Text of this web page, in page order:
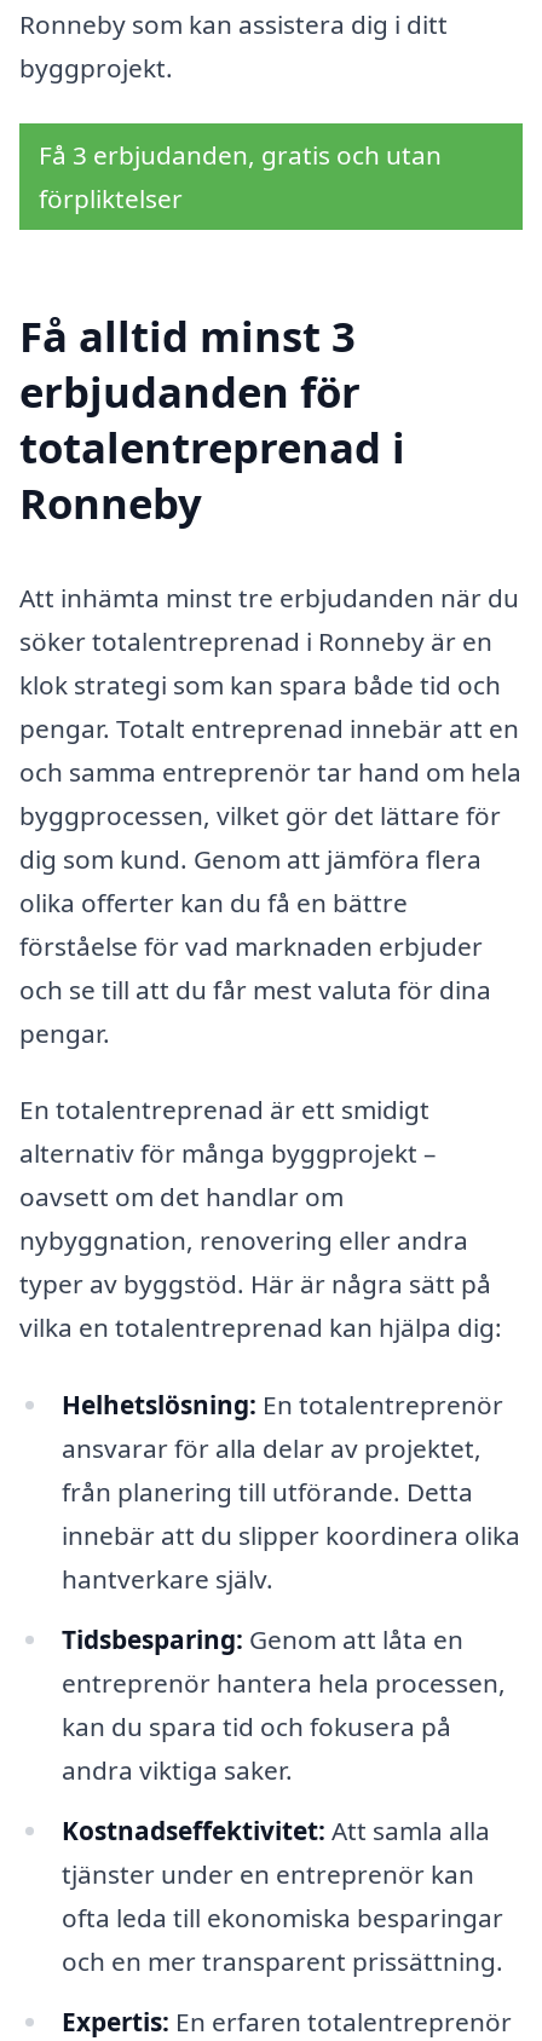
Ronneby som kan assistera dig i ditt
byggprojekt.
Få 3 erbjudanden, gratis och utan
förpliktelser
Få alltid minst 3
erbjudanden för
totalentreprenad i
Ronneby
Att inhämta minst tre erbjudanden när du
söker totalentreprenad i Ronneby är en
klok strategi som kan spara både tid och
pengar. Totalt entreprenad innebär att en
och samma entreprenör tar hand om hela
byggprocessen, vilket gör det lättare för
dig som kund. Genom att jämföra flera
olika offerter kan du få en bättre
förståelse för vad marknaden erbjuder
och se till att du får mest valuta för dina
pengar.
En totalentreprenad är ett smidigt
alternativ för många byggprojekt –
oavsett om det handlar om
nybyggnation, renovering eller andra
typer av byggstöd. Här är några sätt på
vilka en totalentreprenad kan hjälpa dig:
Helhetslösning: En totalentreprenör
ansvarar för alla delar av projektet,
från planering till utförande. Detta
innebär att du slipper koordinera olika
hantverkare själv.
Tidsbesparing: Genom att låta en
entreprenör hantera hela processen,
kan du spara tid och fokusera på
andra viktiga saker.
Kostnadseffektivitet: Att samla alla
tjänster under en entreprenör kan
ofta leda till ekonomiska besparingar
och en mer transparent prissättning.
Expertis: En erfaren totalentreprenör